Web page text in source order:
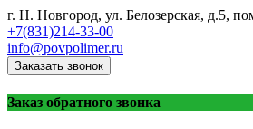
г. Н. Новгород, ул. Белозерская, д.5,
+7(831)214-33-00
info@povpolimer.ru
Заказать звонок
Заказ обратного звонка